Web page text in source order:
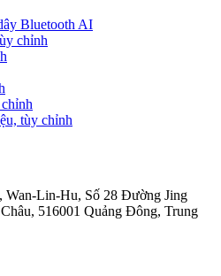
Bluetooth AI
chỉnh
tùy chỉnh
Wan-Lin-Hu, Số 28 Đường Jing
516001 Quảng Đông, Trung